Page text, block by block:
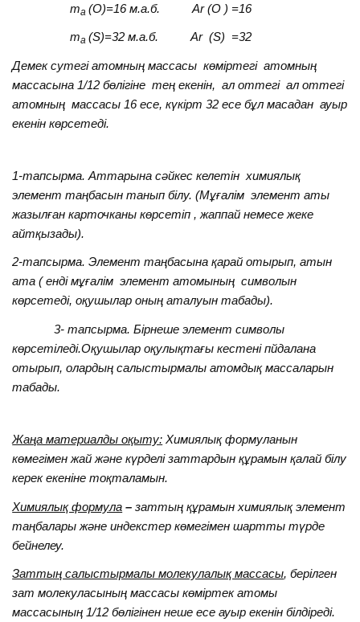
та(O)=16 м.а.б. Ar (O ) =16
та(S)=32 м.a.б. Ar (S) =32
Демек сутегі атомның массасы көміртегі атомның
массасына 1/12 бөлігіне тең екенін, ал оттегі ал оттегі
атомның массасы 16 есе, күкірт 32 есе бұл масадан ауыр
екенін көрсетеді.
1-тапсырма. Аттарына сәйкес келетін химиялық
элемент таңбасын танып білу. (Мұғалім элемент аты
жазылған карточканы көрсетіп , жаппай немесе жеке
айтқызады).
2-тапсырма. Элемент таңбасына қарай отырып, атын
ата ( енді мұғалім элемент атомының символын
көрсетеді, оқушылар оның аталуын табады).
3- тапсырма. Бірнеше элемент символы
көрсетіледі.Оқушылар оқулықтағы кестені пйдалана
отырып, олардың салыстырмалы атомдық массаларын
табады.
Жаңа материалды оқыту: Химиялық формуланын
көмегімен жай және күрделі заттардын құрамын қалай білу
керек екеніне тоқталамын.
Химиялық формула –заттың құрамын химиялық элемент
таңбалары және индекстер көмегімен шартты түрде
бейнелеу.
Заттың салыстырмалы молекулалық массасы, берілген
зат молекуласының массасы көміртек атомы
массасының 1/12 бөлігінен неше есе ауыр екенін білдіреді.